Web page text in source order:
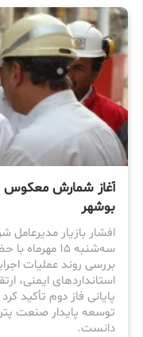
آغاز شمارش معکوس
بوشهر
افشار بازیار
سه‌شنبه ۱۵
بررسی روند عملیات
استانداردهای ایمنی،
پایانی فاز دوم تأکید
توسعه پایدار صنعت
دانست.